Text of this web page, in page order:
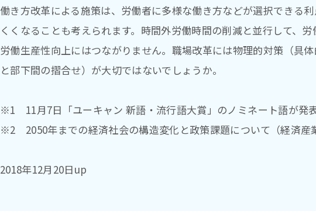
働き方改革による施策は、労働者に多様な働き方などが選択できる
くくなることも考えられます。時間外労働時間の削減と並行して、
労働生産性向上にはつながりません。職場改革には物理的対策（具
と部下間の摺合せ）が大切ではないでしょうか。
※1 11月7日「ユーキャン 新語・流行語大賞」のノミネート語が発
※2 2050年までの経済社会の構造変化と政策課題について（経済産
2018年12月20日up